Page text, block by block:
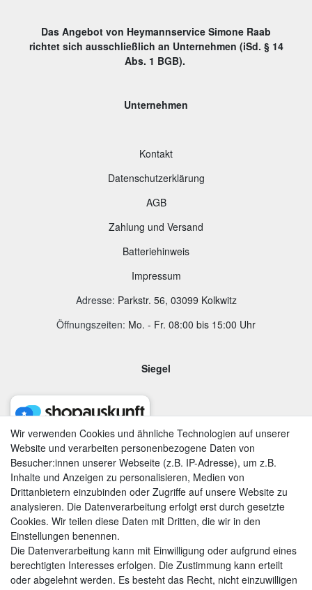
Das Angebot von Heymannservice Simone Raab
richtet sich ausschließlich an Unternehmen (iSd. § 14
Abs. 1 BGB).
Unternehmen
Kontakt
Datenschutzerklärung
AGB
Zahlung und Versand
Batteriehinweis
Impressum
Adresse: Parkstr. 56, 03099 Kolkwitz
Öffnungszeiten: Mo. - Fr. 08:00 bis 15:00 Uhr
Siegel
AGB|Widerrufsrecht|Datenschutzerklärung|Impressum
Wir verwenden Cookies und ähnliche Technologien auf unserer
Website und verarbeiten personenbezogene Daten von
Besucher:innen unserer Webseite (z.B. IP-Adresse), um z.B.
Inhalte und Anzeigen zu personalisieren, Medien von
Drittanbietern einzubinden oder Zugriffe auf unsere Website zu
analysieren. Die Datenverarbeitung erfolgt erst durch gesetzte
Cookies. Wir teilen diese Daten mit Dritten, die wir in den
Einstellungen benennen.
Die Datenverarbeitung kann mit Einwilligung oder aufgrund eines
berechtigten Interesses erfolgen. Die Zustimmung kann erteilt
oder abgelehnt werden. Es besteht das Recht, nicht einzuwilligen